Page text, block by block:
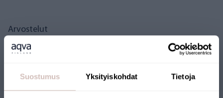
Suostumus Yksityiskohdat Tietoja
Arvostelut